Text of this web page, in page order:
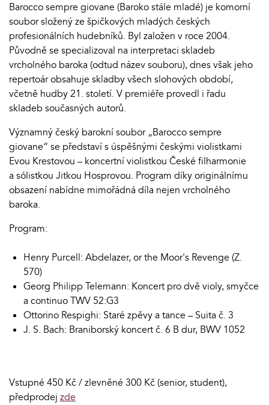
Barocco sempre giovane (Baroko stále mladé) je komorní
soubor složený ze špičkových mladých českých
profesionálních hudebníků. Byl založen v roce 2004.
Původně se specializoval na interpretaci skladeb
vrcholného baroka (odtud název souboru), dnes však jeho
repertoár obsahuje skladby všech slohových období,
včetně hudby 21. století. V premiéře provedl i řadu
skladeb současných autorů.
Významný český barokní soubor „Barocco sempre
giovane“ se představí s úspěšnými českými violistkami
Evou Krestovou – koncertní violistkou České filharmonie
a sólistkou Jitkou Hosprovou. Program díky originálnímu
obsazení nabídne mimořádná díla nejen vrcholného
baroka.
Program:
Henry Purcell: Abdelazer, or the Moor's Revenge (Z.
570)
Georg Philipp Telemann: Koncert pro dvě violy, smyčce
a continuo TWV 52:G3
Ottorino Respighi: Staré zpěvy a tance – Suita č. 3
J. S. Bach: Braniborský koncert č. 6 B dur, BWV 1052
Vstupné 450 Kč / zlevněné 300 Kč (senior, student),
předprodej zde